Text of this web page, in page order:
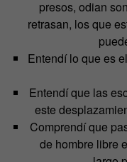
presos, odian
retrasan, los que
Entendí lo que es
Entendí que las
este
Comprendí que
de hombre libre